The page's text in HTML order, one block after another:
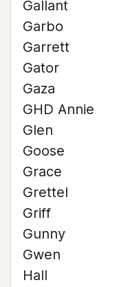
Gallant
Garbo
Garrett
Gator
Gaza
GHD Annie
Glen
Goose
Grace
Grettel
Griff
Gunny
Gwen
Hall